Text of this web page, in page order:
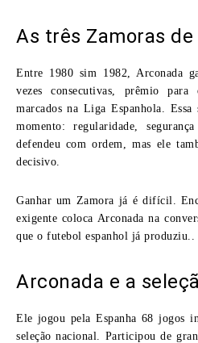
As três Zamoras
Entre 1980 sim 1982, Arconada
vezes consecutivas, prêmio
marcados na Liga Espanhola. Essa
momento: regularidade,
defendeu com ordem, mas ele
decisivo.
Ganhar um Zamora já é difícil.
exigente coloca Arconada na
que o futebol espanhol já produziu..
Arconada e a
Ele jogou pela Espanha 68 jogos
seleção nacional. Participou de